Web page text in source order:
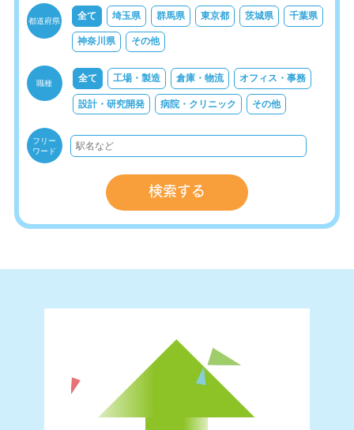
都道府県 全て 埼玉県 群馬県 東京都 茨城県 千葉県
神奈川県 その他
職種 全て 工場・製造 倉庫・物流 オフィス・事務
設計・研究開発 病院・クリニック その他
フリー
ワード